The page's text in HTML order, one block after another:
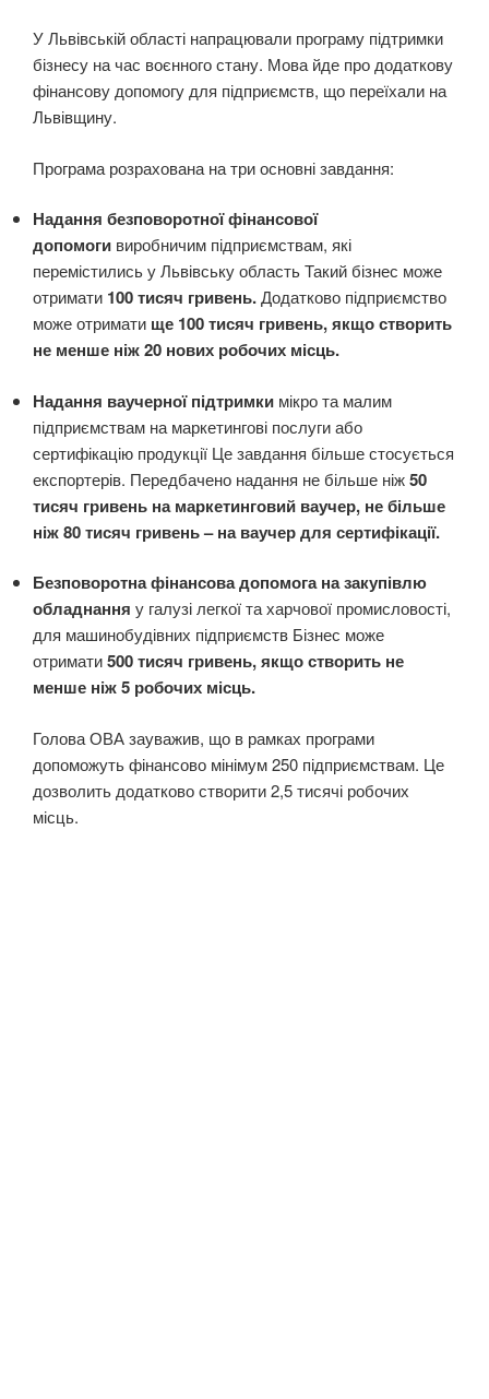
У Львівській області напрацювали програму підтримки
бізнесу на час воєнного стану. Мова йде про додаткову
фінансову допомогу для підприємств, що переїхали на
Львівщину.
Програма розрахована на три основні завдання:
Надання безповоротної фінансової
допомоги виробничим підприємствам, які
перемістились у Львівську область Такий бізнес може
отримати 100 тисяч гривень.Додатково підприємство
може отримати ще 100 тисяч гривень, якщо створить
не менше ніж 20 нових робочих місць.
Надання ваучерної підтримки мікро та малим
підприємствам на маркетингові послуги або
сертифікацію продукції Це завдання більше стосується
експортерів. Передбачено надання не більше ніж50
тисяч гривень на маркетинговий ваучер, не більше
ніж 80 тисяч гривень – на ваучер для сертифікації.
Безповоротна фінансова допомога на закупівлю
обладнання у галузі легкої та харчової промисловості,
для машинобудівних підприємств Бізнес може
отримати500 тисяч гривень, якщо створить не
менше ніж 5 робочих місць.
Голова ОВА зауважив, що в рамках програми
допоможуть фінансово мінімум 250 підприємствам. Це
дозволить додатково створити 2,5 тисячі робочих
місць.